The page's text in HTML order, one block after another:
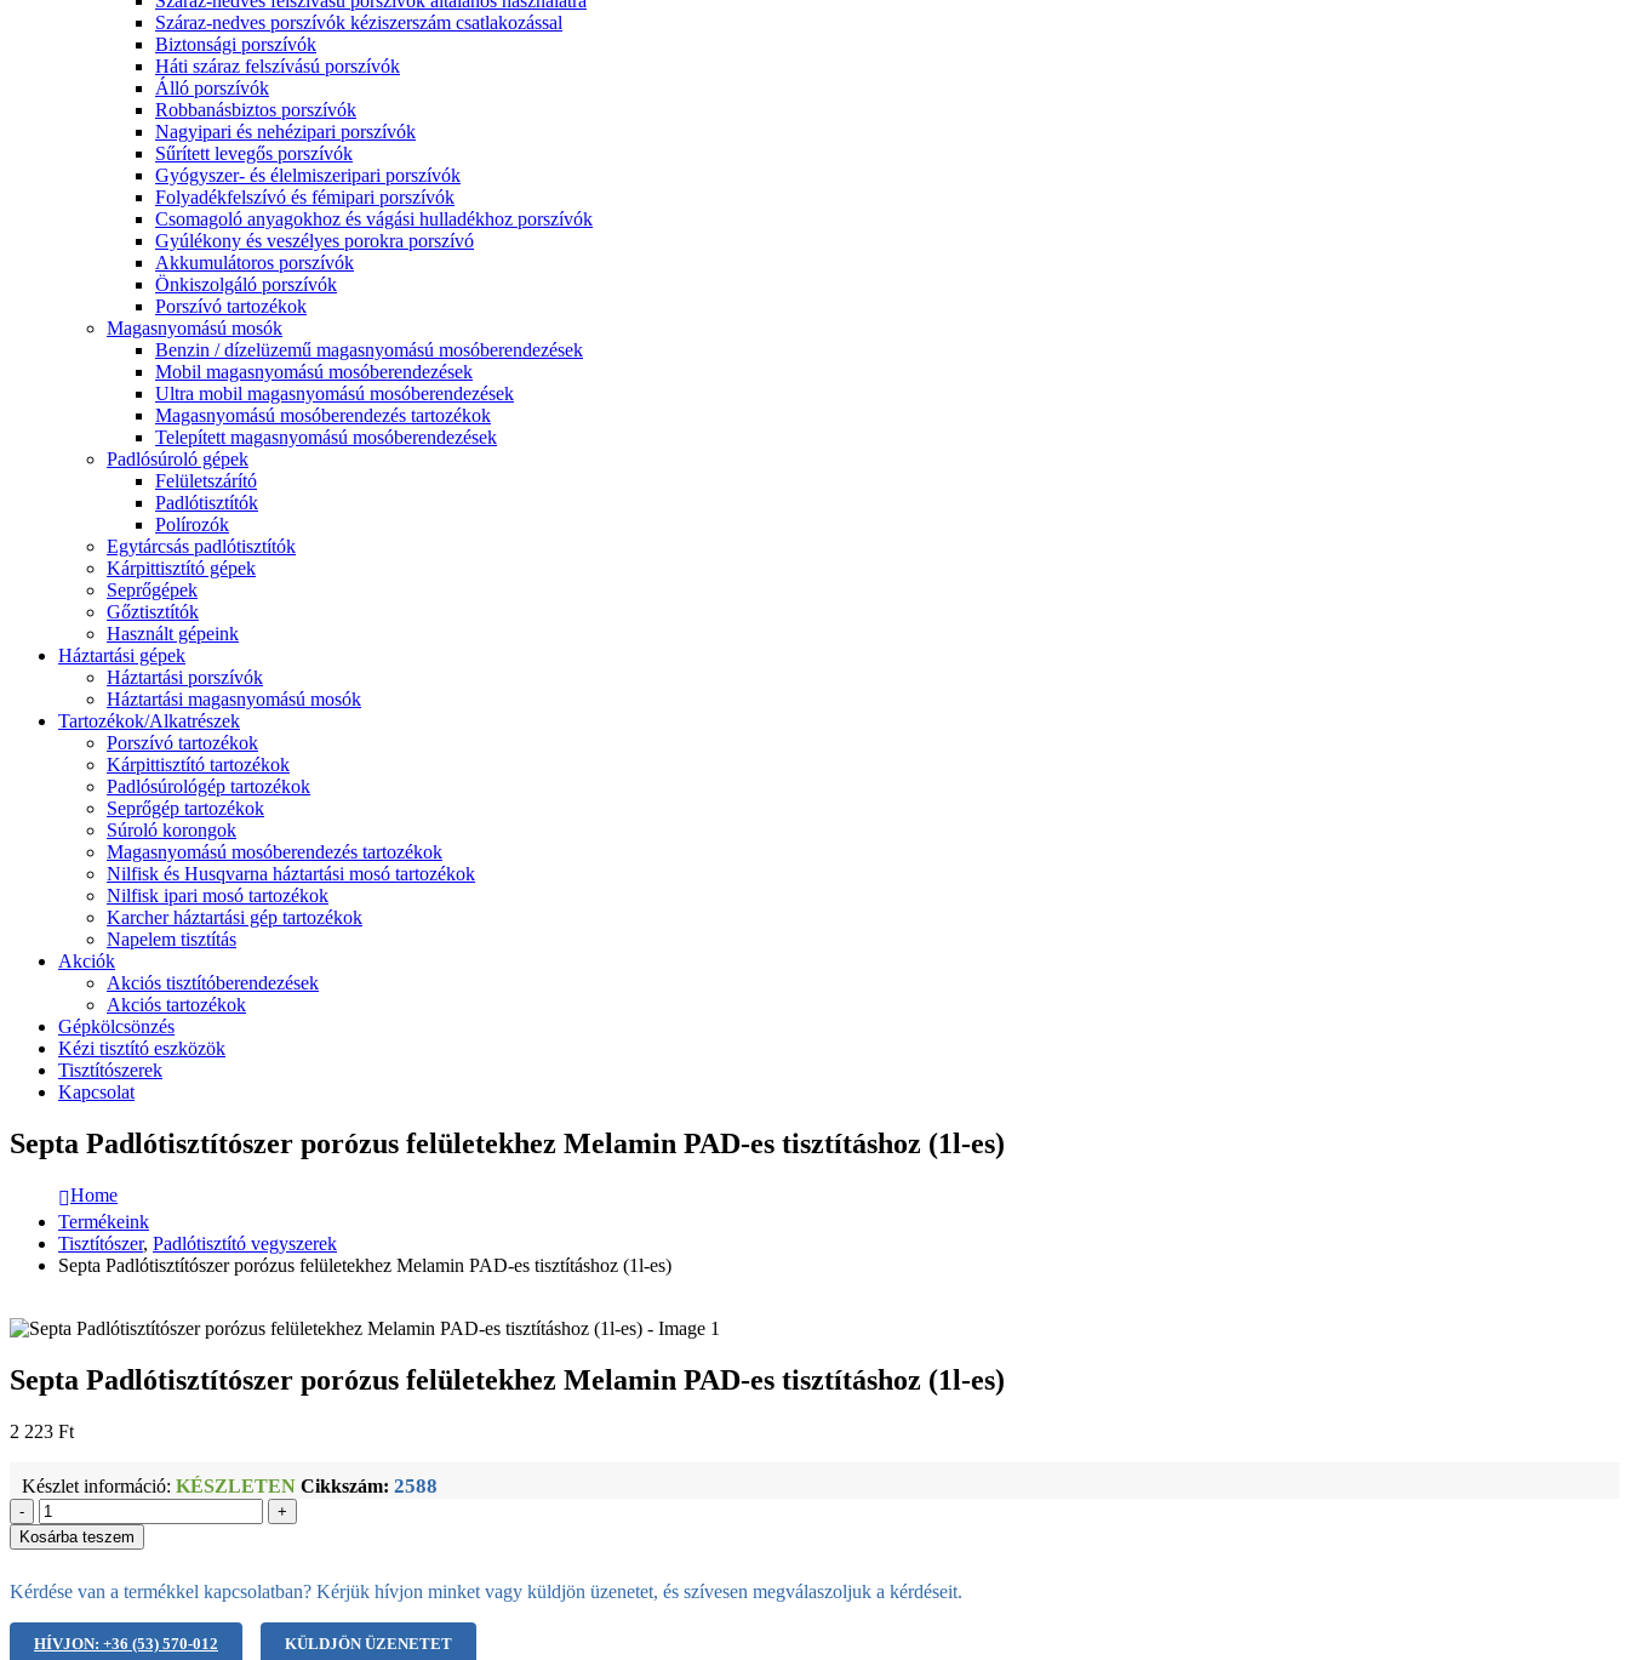
Száraz-nedves porszívók kéziszerszám csatlakozással
Biztonsági porszívók
Háti száraz felszívású porszívók
Álló porszívók
Robbanásbiztos porszívók
Nagyipari és nehézipari porszívók
Sűrített levegős porszívók
Gyógyszer- és élelmiszeripari porszívók
Folyadékfelszívó és fémipari porszívók
Csomagoló anyagokhoz és vágási hulladékhoz porszívók
Gyúlékony és veszélyes porokra porszívó
Akkumulátoros porszívók
Önkiszolgáló porszívók
Porszívó tartozékok
Magasnyomású mosók
Benzin / dízelüzemű magasnyomású mosóberendezések
Mobil magasnyomású mosóberendezések
Ultra mobil magasnyomású mosóberendezések
Magasnyomású mosóberendezés tartozékok
Telepített magasnyomású mosóberendezések
Padlósúroló gépek
Felületszárító
Padlótisztítók
Polírozók
Egytárcsás padlótisztítók
Kárpittisztító gépek
Seprőgépek
Gőztisztítók
Használt gépeink
Háztartási gépek
Háztartási porszívók
Háztartási magasnyomású mosók
Tartozékok/Alkatrészek
Porszívó tartozékok
Kárpittisztító tartozékok
Padlósúrológép tartozékok
Seprőgép tartozékok
Súroló korongok
Magasnyomású mosóberendezés tartozékok
Nilfisk és Husqvarna háztartási mosó tartozékok
Nilfisk ipari mosó tartozékok
Karcher háztartási gép tartozékok
Napelem tisztítás
Akciók
Akciós tisztítóberendezések
Akciós tartozékok
Gépkölcsönzés
Kézi tisztító eszközök
Tisztítószerek
Kapcsolat
Septa Padlótisztítószer porózus felületekhez Melamin PAD-es tisztításhoz (1l-es)
Home
Termékeink
Tisztítószer, Padlótisztító vegyszerek
Septa Padlótisztítószer porózus felületekhez Melamin PAD-es tisztításhoz (1l-es)
Septa Padlótisztítószer porózus felületekhez Melamin PAD-es tisztításhoz (1l-es)
2 223 Ft
Készlet információ: KÉSZLETEN Cikkszám: 2588
-
+
Kosárba teszem
Kérdése van a termékkel kapcsolatban? Kérjük hívjon minket vagy küldjön üzenetet, és szívesen megválaszoljuk a kérdéseit.
HÍVJON: +36 (53) 570-012 KÜLDJÖN ÜZENETET